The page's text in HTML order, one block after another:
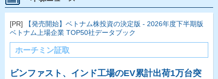
[PR]
【発売開始】ベトナム株投資の決定版 - 2026年度下半期版
ベトナム上場企業 TOP50社データブック
ホーチミン証取
ビンファスト、インド工場のEV累計出荷1万台突